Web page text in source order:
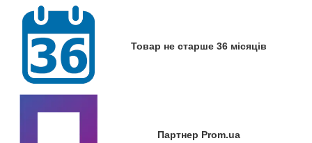
Товар не старше 36 місяців
Партнер Prom.ua